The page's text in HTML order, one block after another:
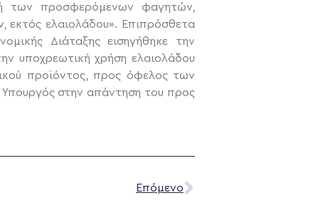
των προσφερόμενων φαγητών,
εκτός ελαιολάδου». Επιπρόσθετα
Διάταξης εισηγήθηκε την
υποχρεωτική χρήση ελαιολάδου
προϊόντος, προς όφελος των
στην απάντηση του προς
Επόμενο